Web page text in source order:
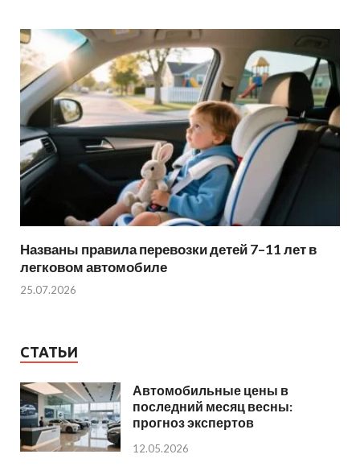
Названы правила перевозки детей 7–11 лет в
легковом автомобиле
25.07.2026
СТАТЬИ
Автомобильные цены в
последний месяц весны:
прогноз экспертов
12.05.2026